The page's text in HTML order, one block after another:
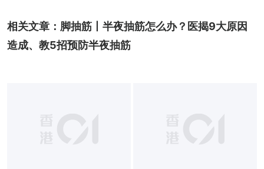
相关文章： 脚抽筋丨半夜抽筋怎么办？医揭9大原因
造成、教5招预防半夜抽筋